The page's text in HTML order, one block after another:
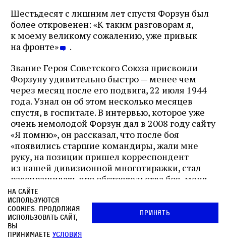
Шестьдесят с лишним лет спустя Форзун был
более откровенен: «К таким разговорам я,
к моему великому сожалению, уже привык
на фронте»
.
Звание Героя Советского Союза присвоили
Форзуну удивительно быстро — менее чем
через месяц после его подвига, 22 июля 1944
года. Узнал он об этом несколько месяцев
спустя, в госпитале. В интервью, которое уже
очень немолодой Форзун дал в 2008 году сайту
«Я помню», он рассказал, что после боя
«появились старшие командиры, жали мне
руку, на позиции пришел корреспондент
из нашей дивизионной многотиражки, стал
расспрашивать про обстоятельства боя, меня
сфотографировали для газеты».
Соответственно, в армейской газете «Боевой
натиск» появилась статья о его подвиге
и о том, что его представили к «высшему
званию». Форзун свернул газету и положил
На сайте
используются
cookies. Продолжая
использовать сайт,
вы
принимаете условия
Принять